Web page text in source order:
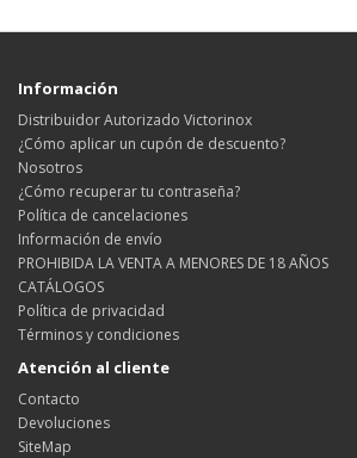
Información
Distribuidor Autorizado Victorinox
¿Cómo aplicar un cupón de descuento?
Nosotros
¿Cómo recuperar tu contraseña?
Política de cancelaciones
Información de envío
PROHIBIDA LA VENTA A MENORES DE 18 AÑOS
CATÁLOGOS
Política de privacidad
Términos y condiciones
Atención al cliente
Contacto
Devoluciones
SiteMap